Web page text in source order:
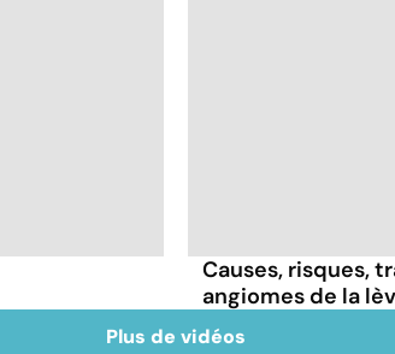
Causes, risques,
angiomes de la
Plus de vidéos